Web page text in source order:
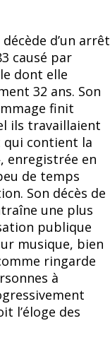
d’un arrêt
causé par
dont elle
32 ans. Son
finit
ils travaillaient
contient la
enregistrée en
de temps
Son décès de
une plus
publique
musique, bien
ringarde
à
l’éloge des